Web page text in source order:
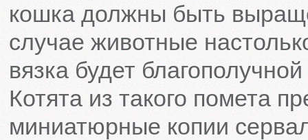
кошка должны быть
случае животные
вязка будет
Котята из такого помета
миниатюрные копии